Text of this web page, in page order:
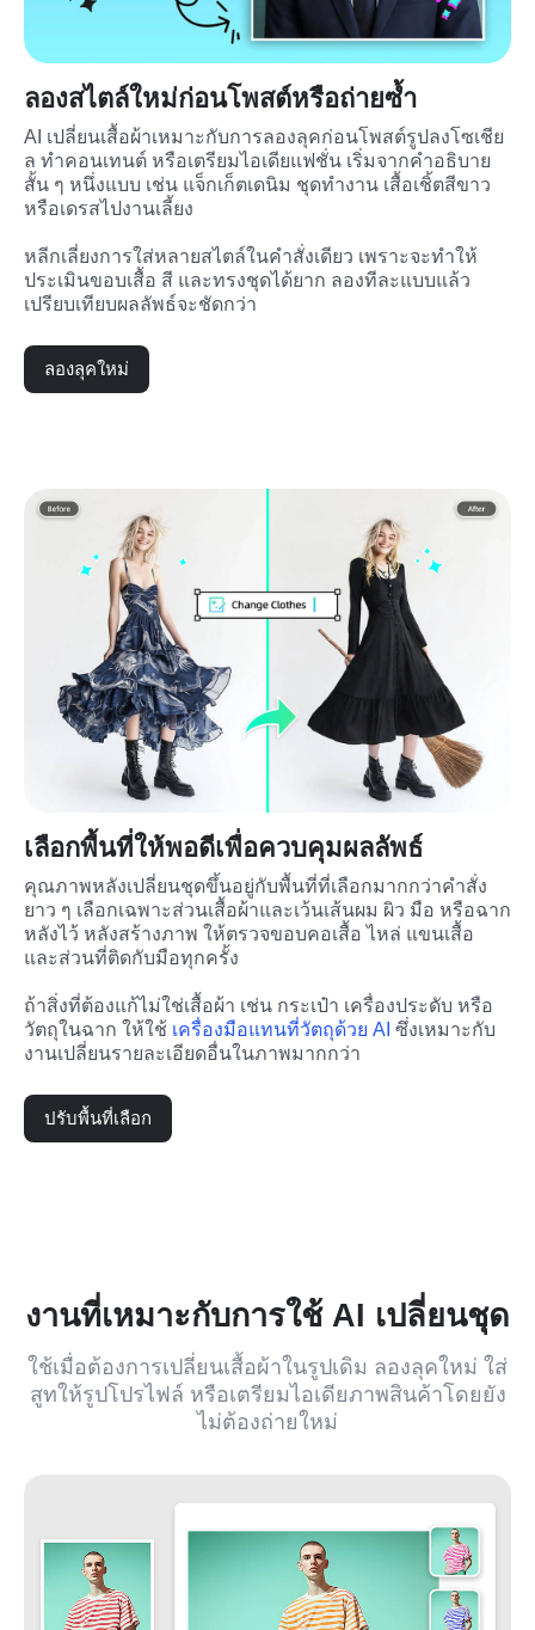
ลองสไตล์ใหม่ก่อนโพสต์หรือถ่ายซ้ำ
AI เปลี่ยนเสื้อผ้าเหมาะกับการลองลุคก่อนโพสต์รูปลงโซเชีย
ล ทำคอนเทนต์ หรือเตรียมไอเดียแฟชั่น เริ่มจากคำอธิบาย
สั้น ๆ หนึ่งแบบ เช่น แจ็กเก็ตเดนิม ชุดทำงาน เสื้อเชิ้ตสีขาว
หรือเดรสไปงานเลี้ยง
หลีกเลี่ยงการใส่หลายสไตล์ในคำสั่งเดียว เพราะจะทำให้
ประเมินขอบเสื้อ สี และทรงชุดได้ยาก ลองทีละแบบแล้ว
เปรียบเทียบผลลัพธ์จะชัดกว่า
ลองลุคใหม่
เลือกพื้นที่ให้พอดีเพื่อควบคุมผลลัพธ์
คุณภาพหลังเปลี่ยนชุดขึ้นอยู่กับพื้นที่ที่เลือกมากกว่าคำสั่ง
ยาว ๆ เลือกเฉพาะส่วนเสื้อผ้าและเว้นเส้นผม ผิว มือ หรือฉาก
หลังไว้ หลังสร้างภาพ ให้ตรวจขอบคอเสื้อ ไหล่ แขนเสื้อ
และส่วนที่ติดกับมือทุกครั้ง
ถ้าสิ่งที่ต้องแก้ไม่ใช่เสื้อผ้า เช่น กระเป๋า เครื่องประดับ หรือ
วัตถุในฉาก ให้ใช้ เครื่องมือแทนที่วัตถุด้วย AI ซึ่งเหมาะกับ
งานเปลี่ยนรายละเอียดอื่นในภาพมากกว่า
ปรับพื้นที่เลือก
งานที่เหมาะกับการใช้ AI เปลี่ยนชุด
ใช้เมื่อต้องการเปลี่ยนเสื้อผ้าในรูปเดิม ลองลุคใหม่ ใส่
สูทให้รูปโปรไฟล์ หรือเตรียมไอเดียภาพสินค้าโดยยัง
ไม่ต้องถ่ายใหม่